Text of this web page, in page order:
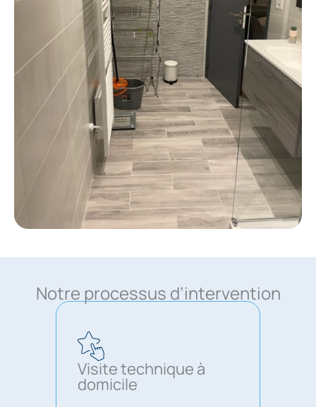
Notre processus d’intervention
Visite technique à
domicile